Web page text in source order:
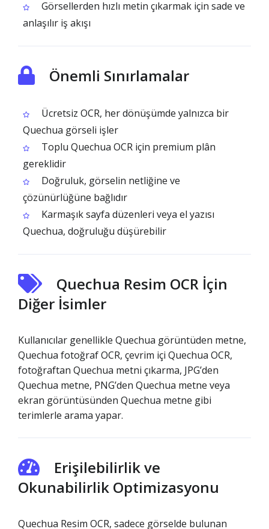
Görsellerden hızlı metin çıkarmak için sade ve
anlaşılır iş akışı
Önemli Sınırlamalar
Ücretsiz OCR, her dönüşümde yalnızca bir
Quechua görseli işler
Toplu Quechua OCR için premium plân
gereklidir
Doğruluk, görselin netliğine ve
çözünürlüğüne bağlıdır
Karmaşık sayfa düzenleri veya el yazısı
Quechua, doğruluğu düşürebilir
Quechua Resim OCR İçin
Diğer İsimler
Kullanıcılar genellikle Quechua görüntüden metne,
Quechua fotoğraf OCR, çevrim içi Quechua OCR,
fotoğraftan Quechua metni çıkarma, JPG’den
Quechua metne, PNG’den Quechua metne veya
ekran görüntüsünden Quechua metne gibi
terimlerle arama yapar.
Erişilebilirlik ve
Okunabilirlik Optimizasyonu
Quechua Resim OCR, sadece görselde bulunan